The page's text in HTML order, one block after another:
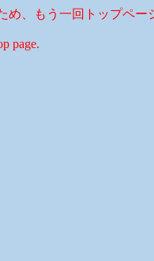
め、もう一回トップペー
page.